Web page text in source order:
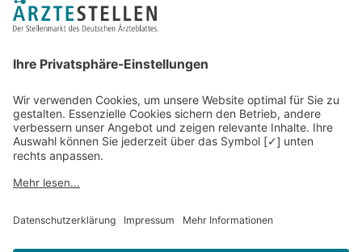
Recruiting-Podcast
Kontakt
Datenschutz
Newsletter